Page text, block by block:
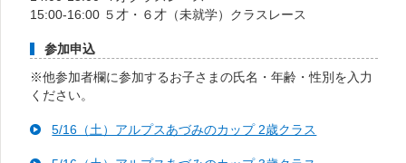
15:00-16:00 ５才・６才（未就学）クラスレース
参加申込
※他参加者欄に参加するお子さまの氏名・年齢・性別を入力
ください。
5/16（土）アルプスあづみのカップ 2歳クラス